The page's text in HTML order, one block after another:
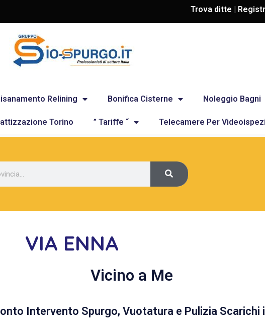
Trova ditte |
Relining Bonifica Cisterne Noleggio Bagni
Torino ” Tariffe “ Telecamere Per
VIA ENNA
Vicino a Me
Intervento Spurgo, Vuotatura e Pulizia Scarichi